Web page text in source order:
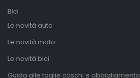
Bici
Le novità auto
Le novità moto
Le novità bici
Guida alle taglie caschi e abbigliamento